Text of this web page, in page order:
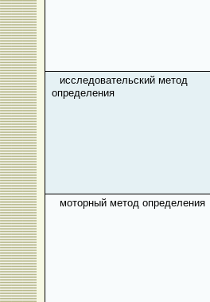
исследовательский метод
определения
моторный метод определения